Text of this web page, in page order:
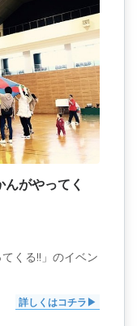
んがやってく
くる!!」のイベン
詳しくはコチラ